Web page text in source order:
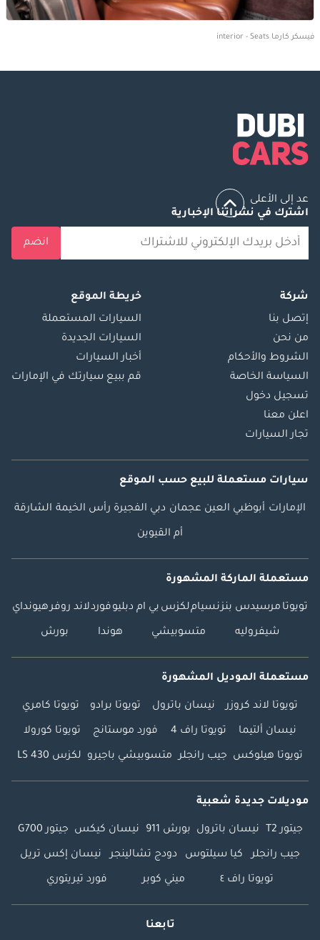
فيسكر كارما interior - Seats
عد إلى الأعلى
اشترك في نشراتنا الإخبارية
انضم
شركة
إتصل بنا
من نحن
الشروط والأحكام
السياسة الخاصة
تسجيل دخول
اعلن معنا
تجار السيارات
خريطة الموقع
السيارات المستعملة
السيارات الجديدة
أخبار السيارات
قم ببيع سيارتك في الإمارات
سيارات مستعملة للبيع حسب الموقع
الإمارات أبوظبي العين عجمان دبي الفجيرة رأس الخيمة الشارقة
أم القيوين
مستعملة الماركة المشهورة
تويوتا مرسيدس بنزنسياملكزس بي ام دبليوفوردلاند روفرهيونداي
شيفروليه متسوبيشي هوندا بورش
مستعملة الموديل المشهورة
تويوتا لاند كروزر نيسان باترول تويوتا برادو تويوتا كامري
نيسان ألتيما تويوتا راف 4 فورد موستانج تويوتا كورولا
تويوتا هيلوكس جيب رانجلر متسوبيشي باجيرو لكزس LS 430
موديلات جديدة شعبية
جيتور T2 نيسان باترول بورش 911 نيسان كيكس جيتور G700
جيب رانجلر كيا سيلتوس دودج تشالينجر نيسان إكس تريل
تويوتا راف ٤ ميني كوبر فورد تيريتوري
تابعنا